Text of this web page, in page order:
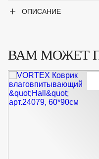
ОПИСАНИЕ
ВАМ МОЖЕТ